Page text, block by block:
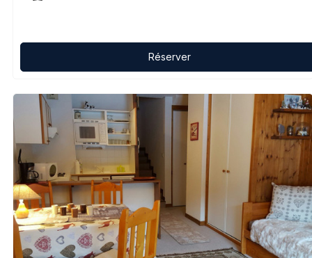
Réserver